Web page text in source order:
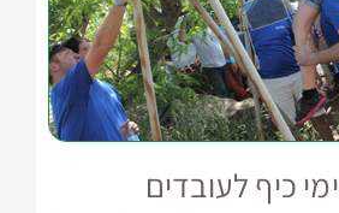
ימי כיף לעובדים